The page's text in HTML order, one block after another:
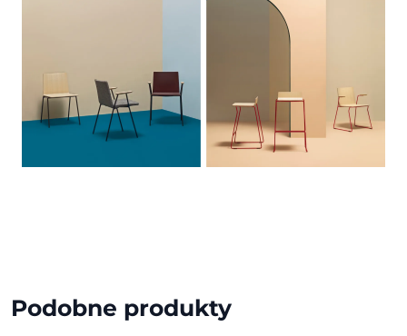
Podobne produkty